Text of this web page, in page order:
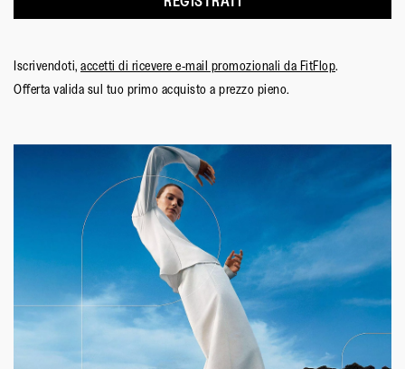
Iscrivendoti, accetti di ricevere e-mail promozionali da FitFlop.
Offerta valida sul tuo primo acquisto a prezzo pieno.